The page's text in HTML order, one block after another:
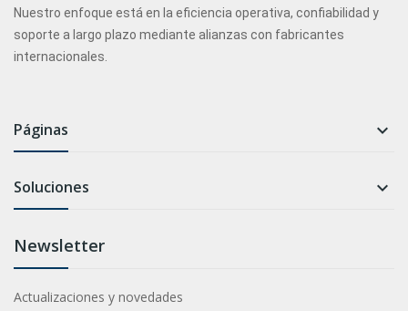
Nuestro enfoque está en la eficiencia operativa, confiabilidad y
soporte a largo plazo mediante alianzas con fabricantes
internacionales.
Páginas 
Soluciones 
Newsletter
Actualizaciones y novedades